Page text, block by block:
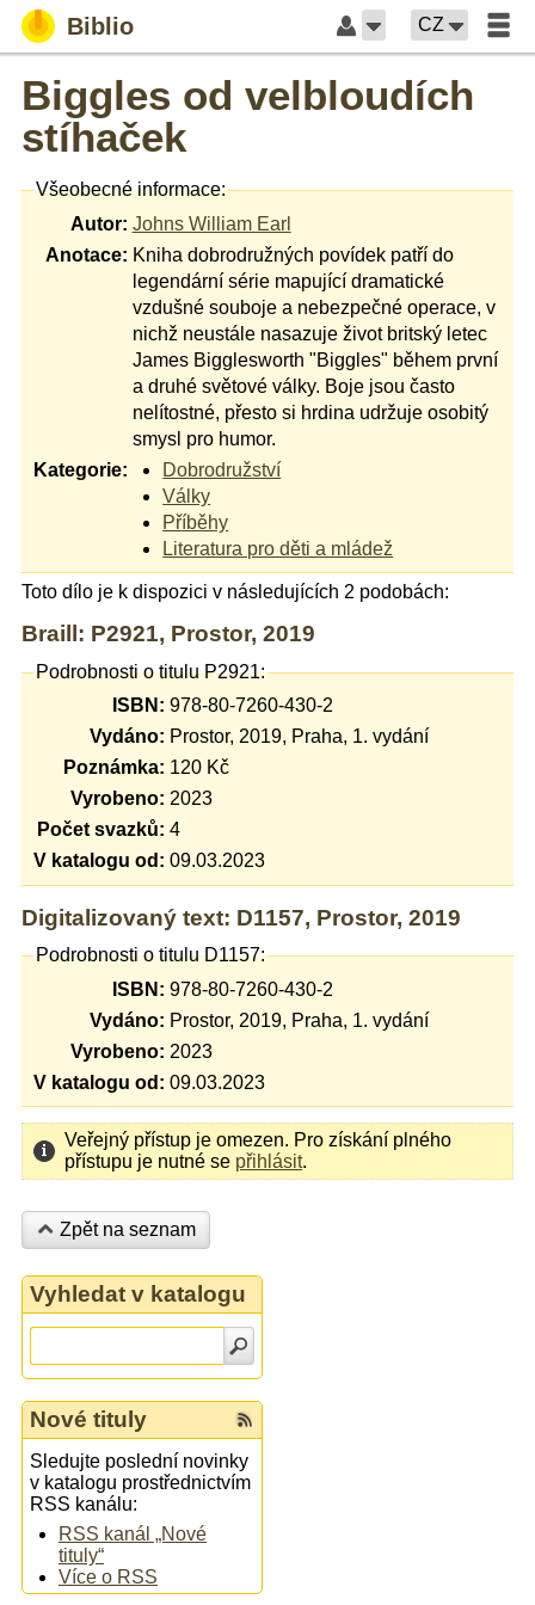
Biblio CZ
Biggles od velbloudích
stíhaček
Všeobecné informace:
Autor: Johns William Earl
Anotace: Kniha dobrodružných povídek patří do
legendární série mapující dramatické
vzdušné souboje a nebezpečné operace, v
nichž neustále nasazuje život britský letec
James Bigglesworth "Biggles" během první
a druhé světové války. Boje jsou často
nelítostné, přesto si hrdina udržuje osobitý
smysl pro humor.
Kategorie:
Dobrodružství
Války
Příběhy
Literatura pro děti a mládež
Toto dílo je k dispozici v následujících 2 podobách:
Braill: P2921, Prostor, 2019
Podrobnosti o titulu P2921:
ISBN: 978-80-7260-430-2
Vydáno: Prostor, 2019, Praha, 1. vydání
Poznámka: 120 Kč
Vyrobeno: 2023
Počet svazků: 4
V katalogu od: 09.03.2023
Digitalizovaný text: D1157, Prostor, 2019
Podrobnosti o titulu D1157:
ISBN: 978-80-7260-430-2
Vydáno: Prostor, 2019, Praha, 1. vydání
Vyrobeno: 2023
V katalogu od: 09.03.2023
Veřejný přístup je omezen. Pro získání plného
přístupu je nutné se přihlásit.
Zpět na seznam
Vyhledat v katalogu
Nové tituly
Sledujte poslední novinky
v katalogu prostřednictvím
RSS kanálu:
RSS kanál „Nové
tituly“
Více o RSS